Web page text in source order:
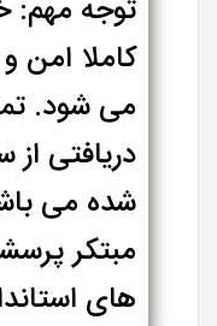
توجه مهم:
کاملا امن
می شود.
دریافتی
شده می
مبتکر
های